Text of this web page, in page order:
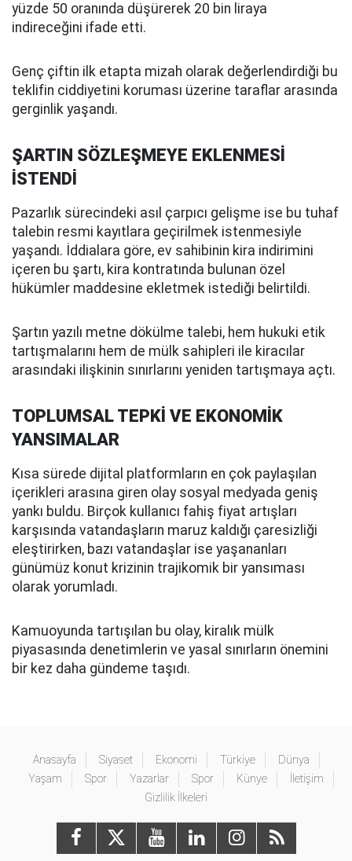
yüzde 50 oranında düşürerek 20 bin liraya
indireceğini ifade etti.
Genç çiftin ilk etapta mizah olarak değerlendirdiği bu
teklifin ciddiyetini koruması üzerine taraflar arasında
gerginlik yaşandı.
ŞARTIN SÖZLEŞMEYE EKLENMESİ
İSTENDİ
Pazarlık sürecindeki asıl çarpıcı gelişme ise bu tuhaf
talebin resmi kayıtlara geçirilmek istenmesiyle
yaşandı. İddialara göre, ev sahibinin kira indirimini
içeren bu şartı, kira kontratında bulunan özel
hükümler maddesine ekletmek istediği belirtildi.
Şartın yazılı metne dökülme talebi, hem hukuki etik
tartışmalarını hem de mülk sahipleri ile kiracılar
arasındaki ilişkinin sınırlarını yeniden tartışmaya açtı.
TOPLUMSAL TEPKİ VE EKONOMİK
YANSIMALAR
Kısa sürede dijital platformların en çok paylaşılan
içerikleri arasına giren olay sosyal medyada geniş
yankı buldu. Birçok kullanıcı fahiş fiyat artışları
karşısında vatandaşların maruz kaldığı çaresizliği
eleştirirken, bazı vatandaşlar ise yaşananları
günümüz konut krizinin trajikomik bir yansıması
olarak yorumladı.
Kamuoyunda tartışılan bu olay, kiralık mülk
piyasasında denetimlerin ve yasal sınırların önemini
bir kez daha gündeme taşıdı.
Anasayfa Siyaset Ekonomi Türkiye
Dünya
Yaşam
Spor Yazarlar Spor Künye
İletişim
Gizlilik İlkeleri